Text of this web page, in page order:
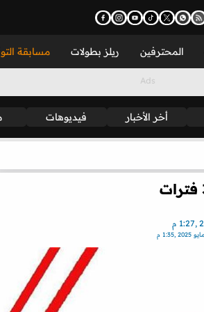
المحترفين ريلز بطولات مسابقة
أخر الأخبار فيديوهات